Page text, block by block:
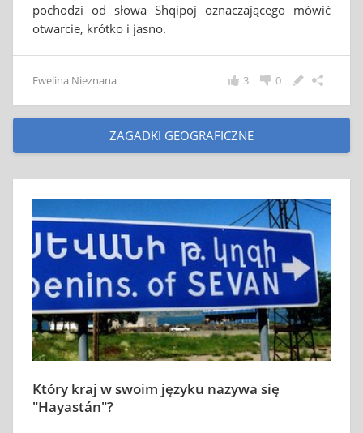
pochodzi od słowa Shqipoj oznaczającego mówić
otwarcie, krótko i jasno.
Ewelina Nieznana 0
3
ZAGADKI GEOGRAFICZNE
Który kraj w swoim języku nazywa się
"Hayastán"?